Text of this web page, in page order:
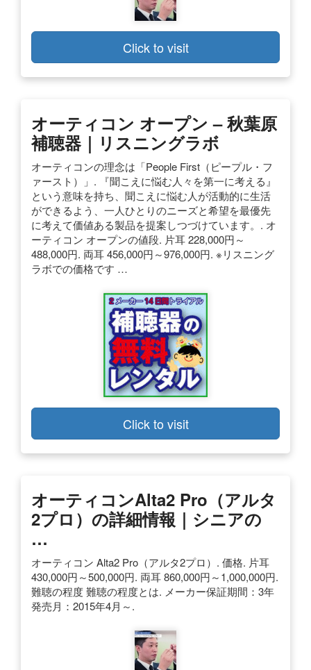
Click to visit
オーティコン オープン – 秋葉原
補聴器｜リスニングラボ
オーティコンの理念は「People First（ピープル・フ
ァースト）」. 『聞こえに悩む人々を第一に考える』
という意味を持ち、聞こえに悩む人が活動的に生活
ができるよう、一人ひとりのニーズと希望を最優先
に考えて価値ある製品を提案しつづけています。. オ
ーティコン オープンの値段. 片耳 228,000円～
488,000円. 両耳 456,000円～976,000円. ※リスニング
ラボでの価格です …
Click to visit
オーティコンAlta2 Pro（アルタ
2プロ）の詳細情報｜シニアの
…
オーティコン Alta2 Pro（アルタ2プロ）. 価格. 片耳
430,000円～500,000円. 両耳 860,000円～1,000,000円.
難聴の程度 難聴の程度とは. メーカー保証期間：3年
発売月：2015年4月～.